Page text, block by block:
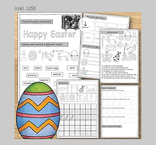
inkl. USt